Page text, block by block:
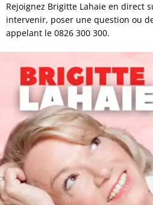
​​Rejoignez Brigitte Lahaie en direct
intervenir, poser une question ou
appelant le 0826 300 300.